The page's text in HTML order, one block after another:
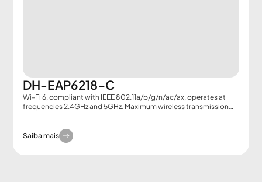
DH-EAP6218-C
Wi-Fi 6, compliant with IEEE 802.11a/b/g/n/ac/ax, operates at
frequencies 2.4GHz and 5GHz. Maximum wireless transmission
Saiba mais